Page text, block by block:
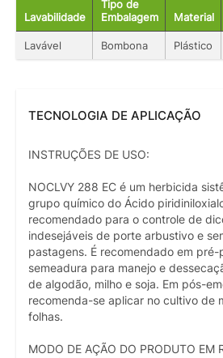
Lavabilidade
Tipo de
Embalagem
Material
Lavável Bombona Plástico
TECNOLOGIA DE APLICAÇÃO
INSTRUÇÕES DE USO:
NOCLVY 288 EC é um herbicida
grupo químico do Ácido
recomendado para o controle de
indesejáveis de porte arbustivo e
pastagens. É recomendado em
semeadura para manejo e
de algodão, milho e soja. Em pós-
recomenda-se aplicar no cultivo de
folhas.
MODO DE AÇÃO DO PRODUTO EM